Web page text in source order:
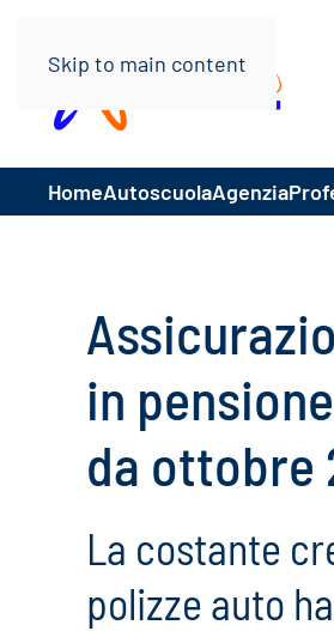
Skip to main content
HomeAutoscuolaAgenzia
in
da ottobre
La costante
polizze auto